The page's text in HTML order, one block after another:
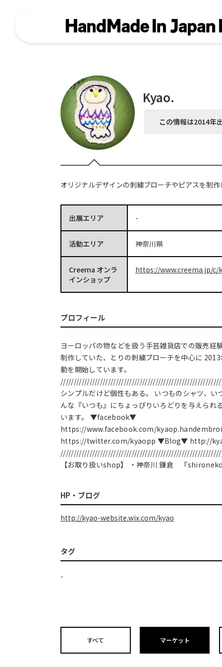
Kyao.
この情報は2014年
オリジナルデザインの刺繍ブローチやピアスを制
出展エリア -
活動エリア 神奈川県
Creema オンラ
インショップ
https://www.creema.jp/c/
プロフィール
ヨーロッパの物などを扱う手芸雑貨店での販売経
制作していた、とりの刺繍ブローチを中心に
動を開始しています。
シンプルだけど個性もある。 いつものシャツ、い
んな『いつも』にちょっぴりいろどりを与えられ
います。 ▼facebook▼
https://www.facebook.com/
https://twitter.com/kyaopp ▼Blog▼ http://
【お取り扱いshop】 ・神奈川 鎌倉 『
HP・ブログ
http://kyao-website.wix.com/kyao
タグ
-
すべて マーケット